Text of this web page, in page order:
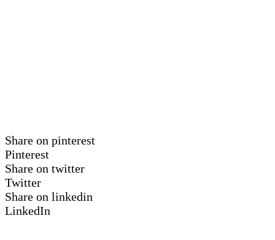
Share on pinterest
Pinterest
Share on twitter
Twitter
Share on linkedin
LinkedIn